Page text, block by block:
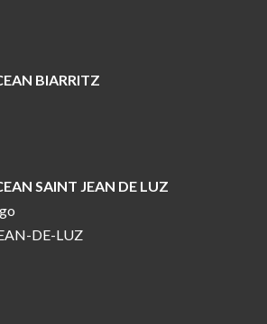
BIARRITZ
SAINT JEAN DE LUZ
DE-LUZ